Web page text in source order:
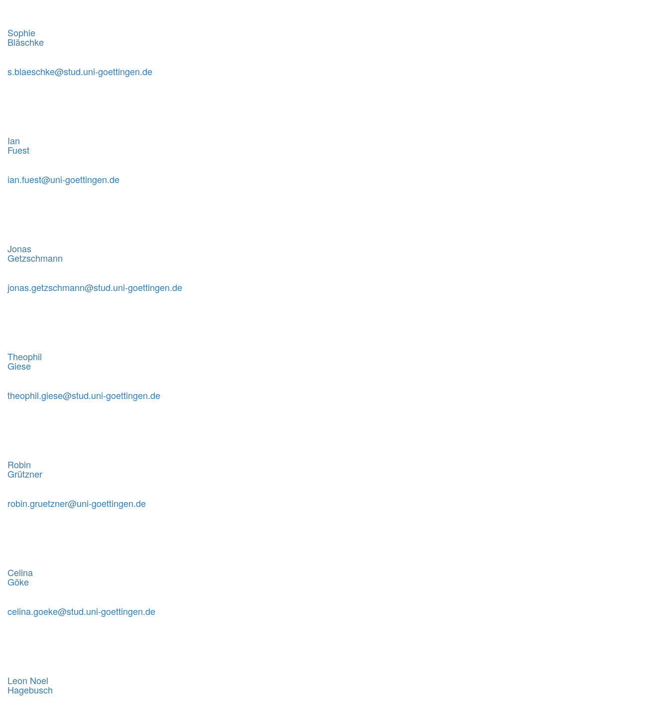
Sophie
Bläschke
s.blaeschke@stud.uni-goettingen.de
Ian
Fuest
ian.fuest@uni-goettingen.de
Jonas
Getzschmann
jonas.getzschmann@stud.uni-goettingen.de
Theophil
Giese
theophil.giese@stud.uni-goettingen.de
Robin
Grützner
robin.gruetzner@uni-goettingen.de
Celina
Göke
celina.goeke@stud.uni-goettingen.de
Leon Noel
Hagebusch